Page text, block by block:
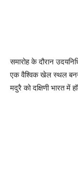
समारोह के दौरान
एक वैश्विक खेल स्थल बनने
मदुरै को दक्षिणी भारत